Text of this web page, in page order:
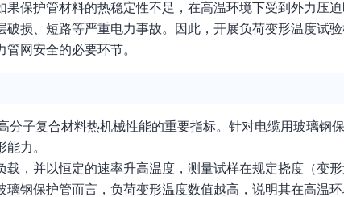
保护管材料的热稳定性不足，在高温环境下受到外力压迫
损、短路等严重电力事故。因此，开展负荷变形温度试
网安全的必要环节。
分子复合材料热机械性能的重要指标。针对电缆用玻璃钢
力。
，并以恒定的速率升高温度，测量试样在规定挠度（变
钢保护管而言，负荷变形温度数值越高，说明其在高温环